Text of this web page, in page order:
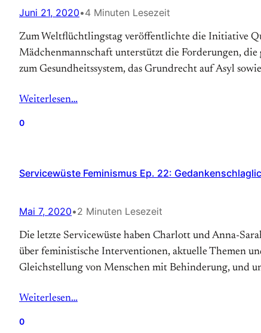
Juni 21, 2020•4 Minuten Lesezeit
Zum Weltflüchtlingstag veröffentlichte die Initiative
Mädchenmannschaft unterstützt die Forderungen,
zum Gesundheitssystem, das Grundrecht auf Asyl
Weiterlesen…
0
Servicewüste Feminismus Ep. 22:
Mai 7, 2020•2 Minuten Lesezeit
Die letzte Servicewüste haben Charlott und Anna-
über feministische Interventionen, aktuelle Themen
Gleichstellung von Menschen mit Behinderung, und
Weiterlesen…
0